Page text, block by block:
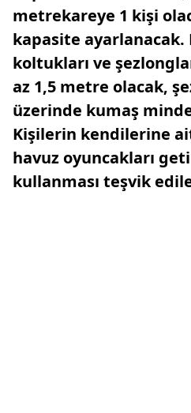
metrekareye 1 kişi
kapasite ayarlanacak.
koltukları ve
az 1,5 metre olacak,
üzerinde kumaş
Kişilerin kendilerine
havuz oyuncakları
kullanması teşvik